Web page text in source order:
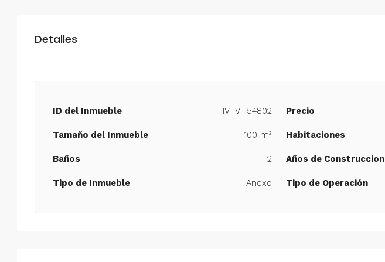
Detalles
ID del Inmueble IV-IV- 54802 Precio
Tamaño del Inmueble 100 m² Habitaciones
Baños 2 Años de Construccion
Tipo de Inmueble Anexo Tipo de Operación